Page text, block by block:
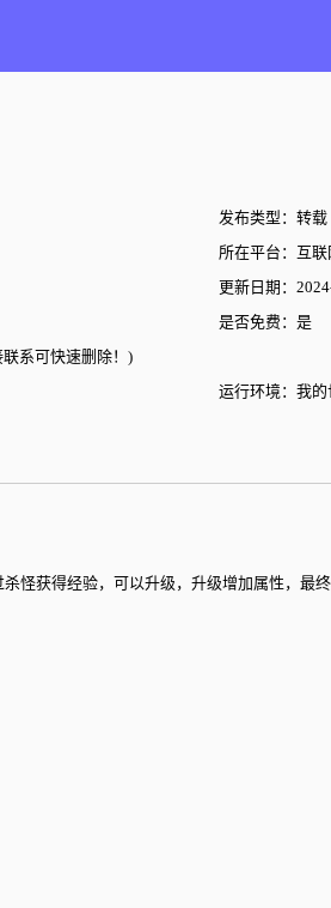
发布类型：转载
所在平台：互联
更新日期：
是否免费：是
系可快速删除！)
运行环境：我的
怪获得经验，可以升级，升级增加属性，